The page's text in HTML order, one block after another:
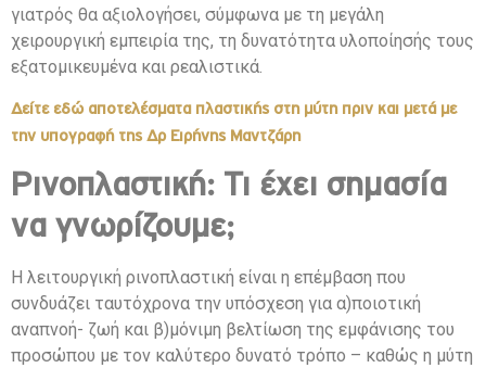
γιατρός θα αξιολογήσει, σύμφωνα με τη μεγάλη
χειρουργική εμπειρία της, τη δυνατότητα υλοποίησής τους
εξατομικευμένα και ρεαλιστικά.
Δείτε εδώ αποτελέσματα πλαστικής στη μύτη πριν και μετά με
την υπογραφή της Δρ Ειρήνης Μαντζάρη
Ρινοπλαστική: Τι έχει σημασία
να γνωρίζουμε;
Η λειτουργική ρινοπλαστική είναι η επέμβαση που
συνδυάζει ταυτόχρονα την υπόσχεση για α)ποιοτική
αναπνοή- ζωή και β)μόνιμη βελτίωση της εμφάνισης του
προσώπου με τον καλύτερο δυνατό τρόπο – καθώς η μύτη